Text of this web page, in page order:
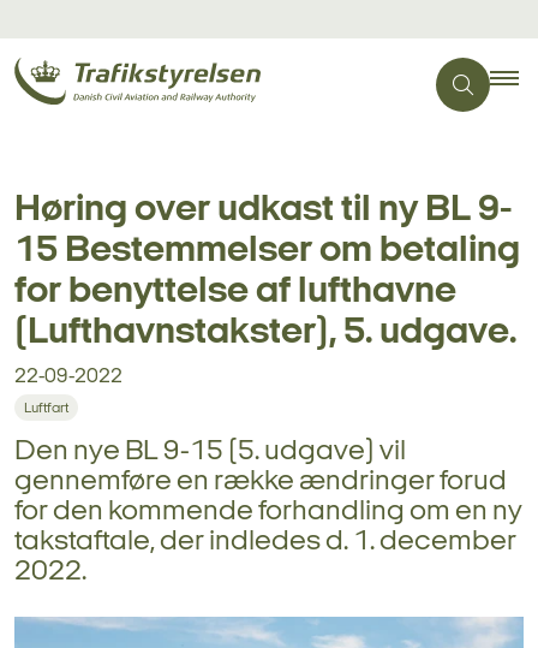
Høring over udkast til ny BL 9-
15 Bestemmelser om betaling
for benyttelse af lufthavne
(Lufthavnstakster), 5. udgave.
22-09-2022
Luftfart
Den nye BL 9-15 (5. udgave) vil
gennemføre en række ændringer forud
for den kommende forhandling om en ny
takstaftale, der indledes d. 1. december
2022.